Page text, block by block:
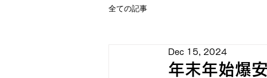
全ての記事
年末年始爆
Dec 15, 2024